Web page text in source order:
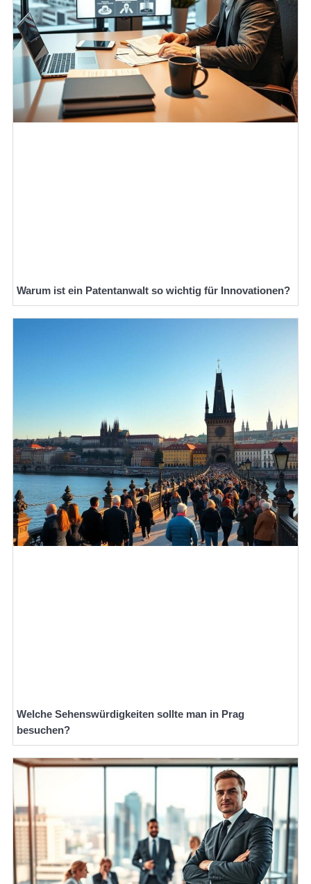
Warum ist ein Patentanwalt so wichtig für Innovationen?
Welche Sehenswürdigkeiten sollte man in Prag
besuchen?